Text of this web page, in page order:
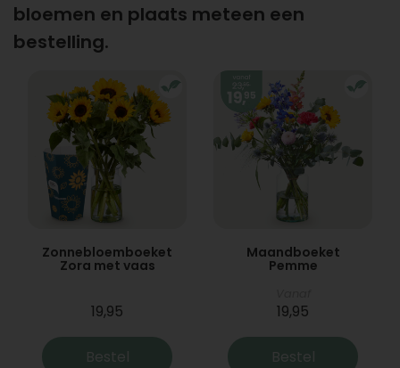
bloemen en plaats meteen een
bestelling.
Zonnebloemboeket
Zora met vaas
19,95
Bestel
Maandboeket
Pemme
19,95
Bestel